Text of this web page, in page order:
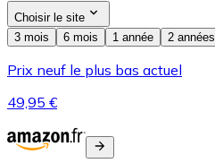
Choisir le site
3 mois
6 mois 1 année 2 années
Prix neuf le plus bas actuel
49,95 €